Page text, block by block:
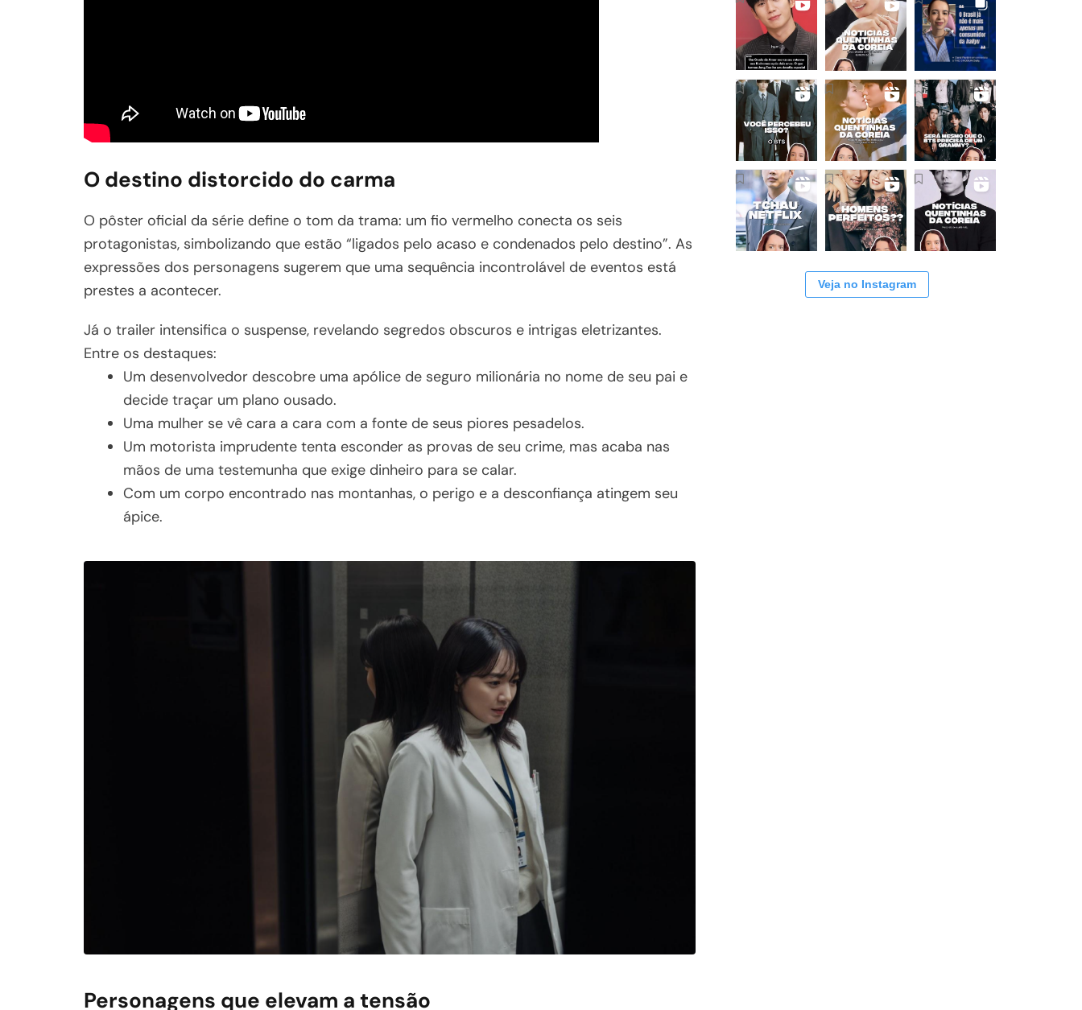
O destino distorcido do carma
O pôster oficial da série define o tom da trama: um fio vermelho conecta os seis
protagonistas, simbolizando que estão “ligados pelo acaso e condenados pelo destino”. As
expressões dos personagens sugerem que uma sequência incontrolável de eventos está
prestes a acontecer.
Já o trailer intensifica o suspense, revelando segredos obscuros e intrigas eletrizantes.
Entre os destaques:
Um desenvolvedor descobre uma apólice de seguro milionária no nome de seu pai e
decide traçar um plano ousado.
Uma mulher se vê cara a cara com a fonte de seus piores pesadelos.
Um motorista imprudente tenta esconder as provas de seu crime, mas acaba nas
mãos de uma testemunha que exige dinheiro para se calar.
Com um corpo encontrado nas montanhas, o perigo e a desconfiança atingem seu
ápice.
Personagens que elevam a tensão
Veja no Instagram